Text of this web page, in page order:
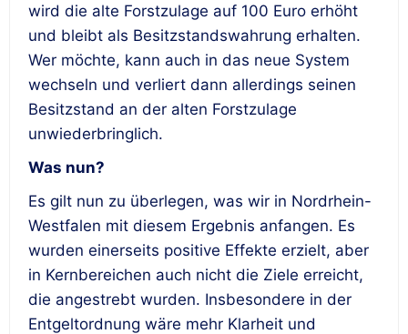
wird die alte Forstzulage auf 100 Euro erhöht
und bleibt als Besitzstandswahrung erhalten.
Wer möchte, kann auch in das neue System
wechseln und verliert dann allerdings seinen
Besitzstand an der alten Forstzulage
unwiederbringlich.
Was nun?
Es gilt nun zu überlegen, was wir in Nordrhein-
Westfalen mit diesem Ergebnis anfangen. Es
wurden einerseits positive Effekte erzielt, aber
in Kernbereichen auch nicht die Ziele erreicht,
die angestrebt wurden. Insbesondere in der
Entgeltordnung wäre mehr Klarheit und